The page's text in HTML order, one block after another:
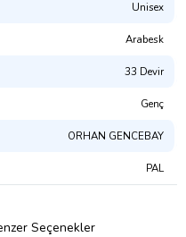
Unisex
Arabesk
33 Devir
Genç
ORHAN GENCEBAY
PAL
Seçenekler